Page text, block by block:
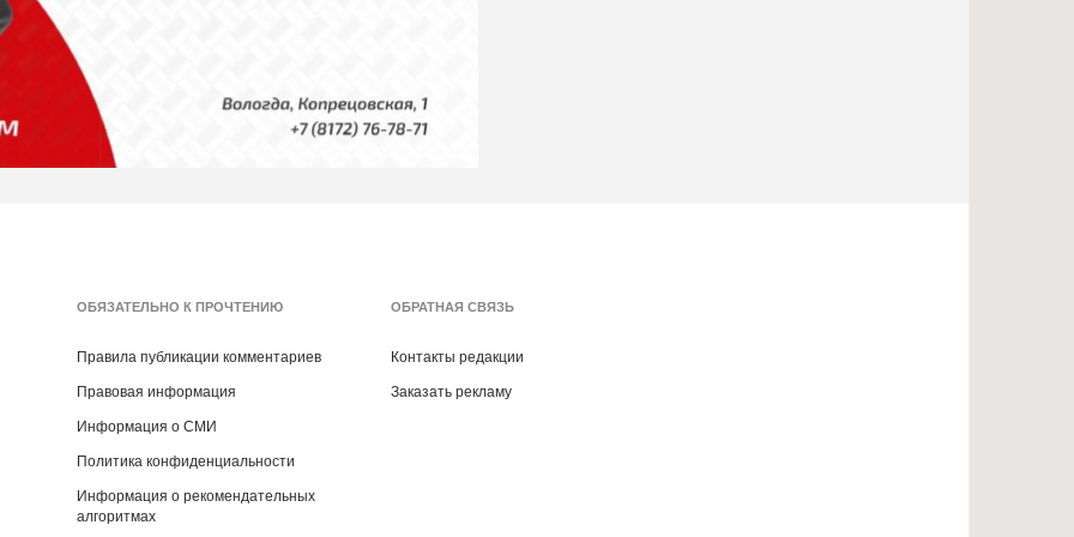
ОБЯЗАТЕЛЬНО К ПРОЧТЕНИЮ
Правила публикации комментариев
Правовая информация
Информация о СМИ
Политика конфиденциальности
Информация о рекомендательных
алгоритмах
ОБРАТНАЯ СВЯЗЬ
Контакты редакции
Заказать рекламу